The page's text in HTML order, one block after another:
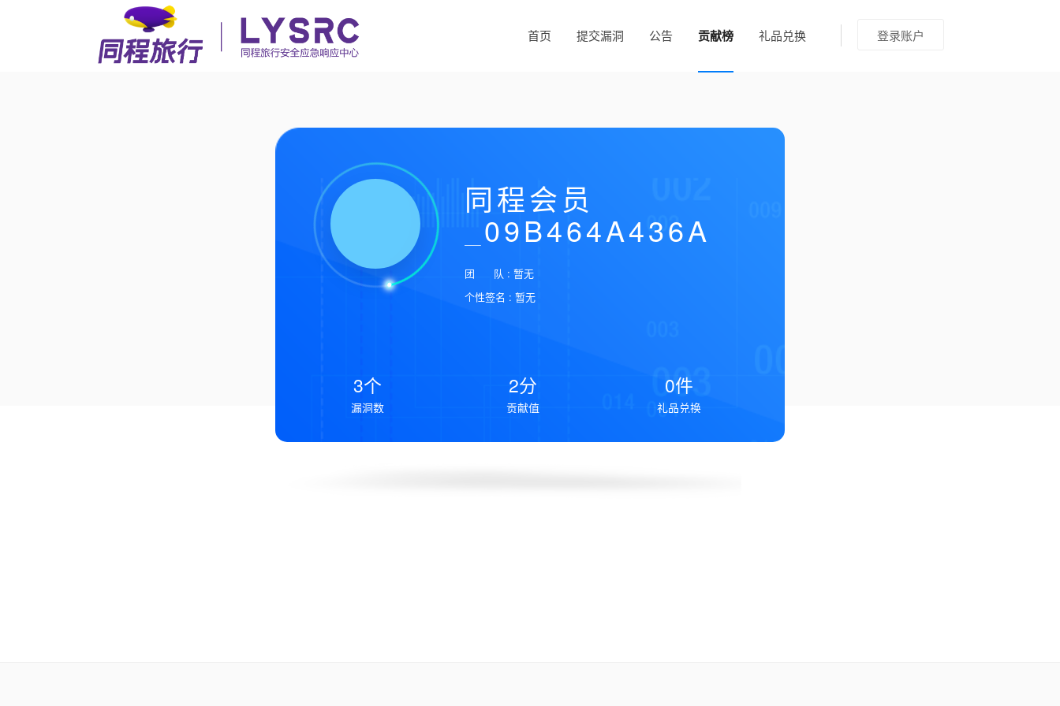
登录账户
首页 提交漏洞 公告 贡献榜 礼品兑换
同程会员
_09B464A436A
团 队 : 暂无
个性签名 : 暂无
3个
漏洞数
2分
贡献值
0件
礼品兑换